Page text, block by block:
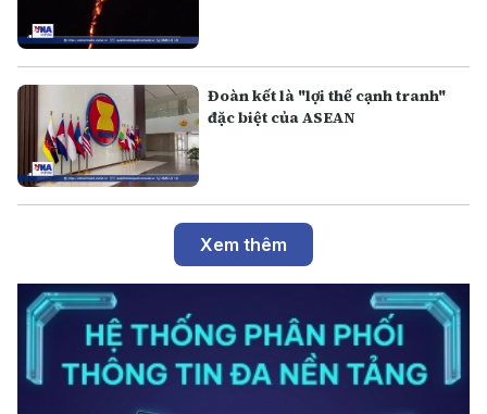
Đoàn kết là "lợi thế cạnh tranh"
đặc biệt của ASEAN
Xem thêm